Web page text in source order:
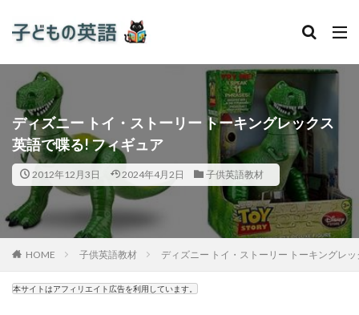
ディズニー トイ・ストーリー トーキングレックス
英語で喋る! フィギュア
2012年12月3日 2024年4月2日 子供英語教材
HOME 子供英語教材 ディズニー トイ・ストーリー トーキングレ
本サイトはアフィリエイト広告を利用しています。